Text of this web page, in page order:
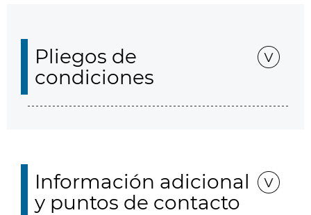
Pliegos de
condiciones
Información adicional
y puntos de contacto